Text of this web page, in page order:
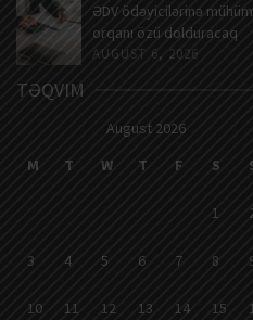
ƏDV ödəyicilərinə
orqanı özü dolduracaq
AUGUST 6, 2026
TƏQVIM
August 2026
M
T W T F S
1
3 4 5 6 7 8
10 11 12 13 14 15